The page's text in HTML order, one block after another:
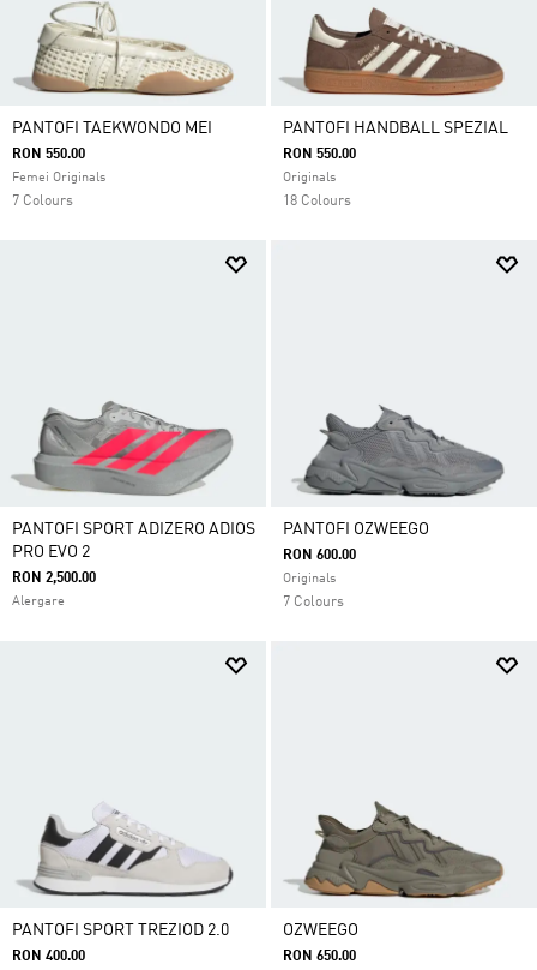
PANTOFI TAEKWONDO MEI
RON 550.00
Femei Originals
7 Colours
PANTOFI HANDBALL SPEZIAL
RON 550.00
Originals
18 Colours
PANTOFI SPORT ADIZERO ADIOS
PRO EVO 2
RON 2,500.00
Alergare
PANTOFI OZWEEGO
RON 600.00
Originals
7 Colours
PANTOFI SPORT TREZIOD 2.0
RON 400.00
OZWEEGO
RON 650.00